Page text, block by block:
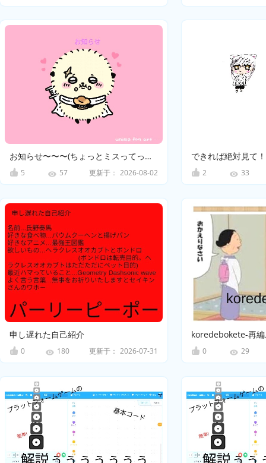
お知らせ〜〜〜(ちょっとミスってったから訂正しました)
5 57 更新于： 2026-08-02
できれば絶対見て
2 33
申し遅れた自己紹介
0 180 更新于： 2026-07-31
koredebokete-再
0 29